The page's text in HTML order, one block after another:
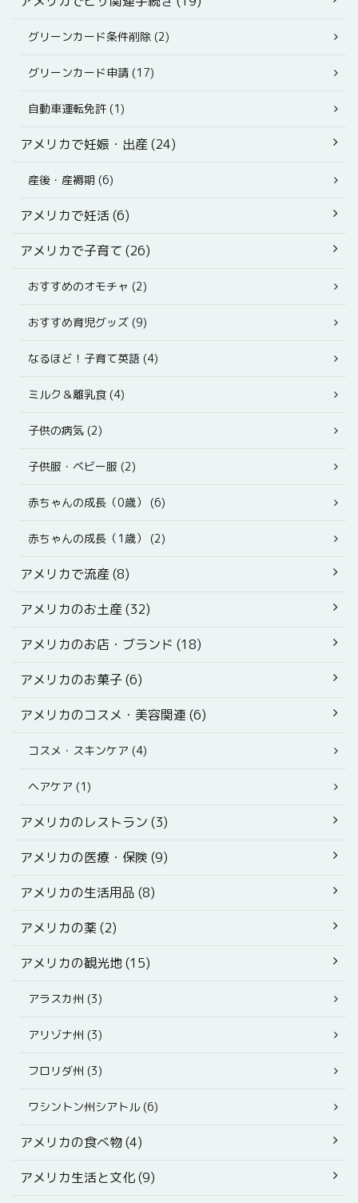
グリーンカード条件削除 (2)
グリーンカード申請 (17)
自動車運転免許 (1)
アメリカで妊娠・出産 (24)
産後・産褥期 (6)
アメリカで妊活 (6)
アメリカで子育て (26)
おすすめのオモチャ (2)
おすすめ育児グッズ (9)
なるほど！子育て英語 (4)
ミルク＆離乳食 (4)
子供の病気 (2)
子供服・ベビー服 (2)
赤ちゃんの成長（0歳） (6)
赤ちゃんの成長（1歳） (2)
アメリカで流産 (8)
アメリカのお土産 (32)
アメリカのお店・ブランド (18)
アメリカのお菓子 (6)
アメリカのコスメ・美容関連 (6)
コスメ・スキンケア (4)
ヘアケア (1)
アメリカのレストラン (3)
アメリカの医療・保険 (9)
アメリカの生活用品 (8)
アメリカの薬 (2)
アメリカの観光地 (15)
アラスカ州 (3)
アリゾナ州 (3)
フロリダ州 (3)
ワシントン州シアトル (6)
アメリカの食べ物 (4)
アメリカ生活と文化 (9)